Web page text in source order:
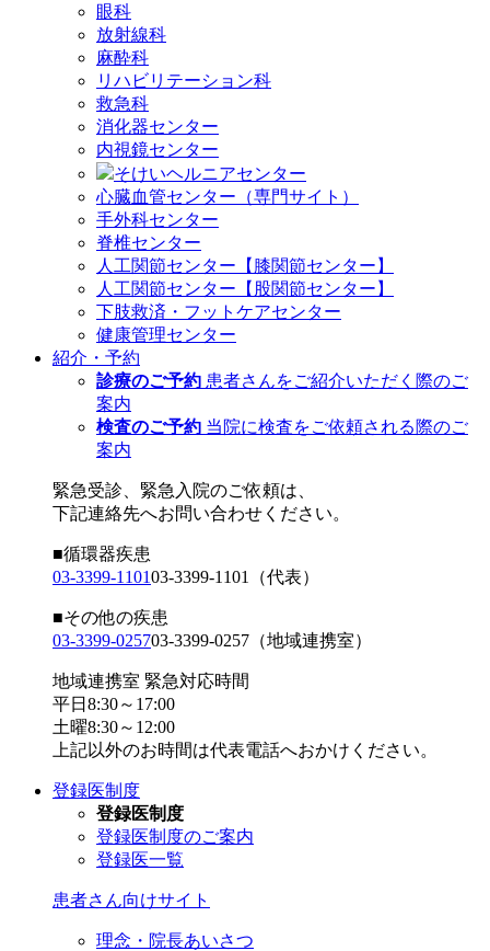
眼科
放射線科
麻酔科
リハビリテーション科
救急科
消化器センター
内視鏡センター
そけいヘルニアセンター
心臓血管センター（専門サイト）
手外科センター
脊椎センター
人工関節センター【膝関節センター】
人工関節センター【股関節センター】
下肢救済・フットケアセンター
健康管理センター
紹介・予約
診療のご予約 患者さんをご紹介いただく際のご
案内
検査のご予約 当院に検査をご依頼される際のご
案内
緊急受診、緊急入院のご依頼は、
下記連絡先へお問い合わせください。
■循環器疾患
03-3399-110103-3399-1101 （代表）
■その他の疾患
03-3399-025703-3399-0257 （地域連携室）
地域連携室 緊急対応時間
平日8:30～17:00
土曜8:30～12:00
上記以外のお時間は代表電話へおかけください。
登録医制度
登録医制度
登録医制度のご案内
登録医一覧
患者さん向けサイト
理念・院長あいさつ